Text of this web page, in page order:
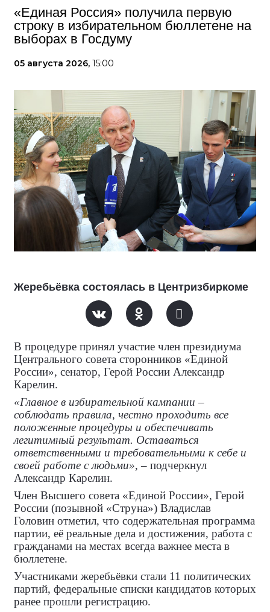
«Единая Россия» получила первую
строку в избирательном бюллетене на
выборах в Госдуму
05 августа 2026, 15:00
Жеребьёвка состоялась в Центризбиркоме
В процедуре принял участие член президиума
Центрального совета сторонников «Единой
России», сенатор, Герой России Александр
Карелин.
«Главное в избирательной кампании –
соблюдать правила, честно проходить все
положенные процедуры и обеспечивать
легитимный результат. Оставаться
ответственными и требовательными к себе и
своей работе с людьми», – подчеркнул
Александр Карелин.
Член Высшего совета «Единой России», Герой
России (позывной «Струна») Владислав
Головин отметил, что содержательная программа
партии, её реальные дела и достижения, работа с
гражданами на местах всегда важнее места в
бюллетене.
Участниками жеребьёвки стали 11 политических
партий, федеральные списки кандидатов которых
ранее прошли регистрацию.